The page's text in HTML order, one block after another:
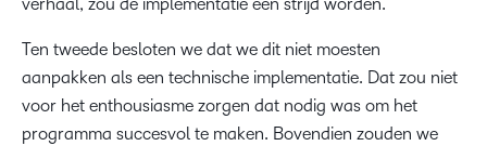
verhaal, zou de implementatie een strijd worden.
Ten tweede besloten we dat we dit niet moesten
aanpakken als een technische implementatie. Dat zou niet
voor het enthousiasme zorgen dat nodig was om het
programma succesvol te maken. Bovendien zouden we